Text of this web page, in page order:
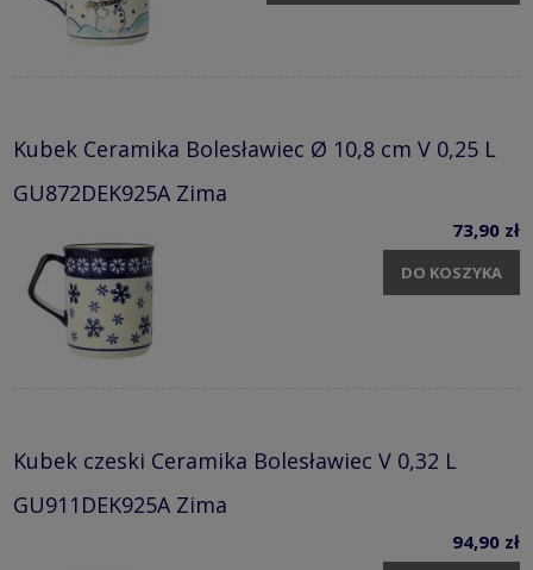
Kubek Ceramika Bolesławiec Ø 10,8 cm V 0,25 L
GU872DEK925A Zima
73,90 zł
DO KOSZYKA
Kubek czeski Ceramika Bolesławiec V 0,32 L
GU911DEK925A Zima
94,90 zł